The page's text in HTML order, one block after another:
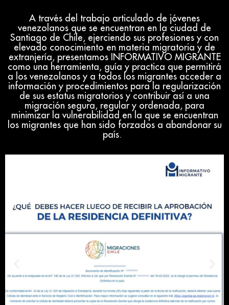
A través del trabajo articulado de jóvenes
venezolanos que se encuentran en la ciudad de
Santiago de Chile, ejerciendo sus profesiones y con
elevado conocimiento en materia migratoria y de
extranjería, presentamos INFORMATIVO MIGRANTE
como una herramienta, guía y practica que permitirá
a los venezolanos y a todos los migrantes acceder a
información y procedimientos para la regularización
de sus estatus migratorios y contribuir así a una
migración segura, regular y ordenada, para
minimizar la vulnerabilidad en la que se encuentran
los migrantes que han sido forzados a abandonar su
país.